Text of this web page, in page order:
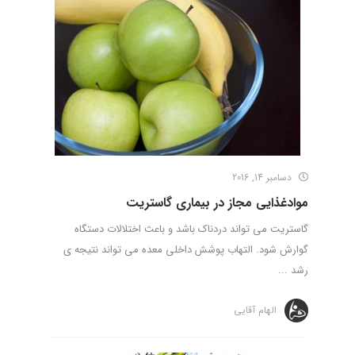
دسامبر 14, 2016
موادغذایی مجاز در بیماری گاستریت
گاستریت می تواند دردناک باشد و باعث اختلالات دستگاه
گوارش شود. التهاب پوشش داخلی معده می تواند نتیجه ی
رشد ...
الهام آقایی